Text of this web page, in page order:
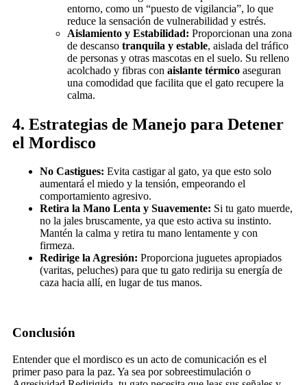
entorno, como un “puesto de vigilancia”, lo que
reduce la sensación de vulnerabilidad y estrés.
Aislamiento y Estabilidad: Proporcionan una zona
de descanso tranquila y estable, aislada del tráfico
de personas y otras mascotas en el suelo. Su relleno
acolchado y fibras con aislante térmico aseguran
una comodidad que facilita que el gato recupere la
calma.
4. Estrategias de Manejo para Detener
el Mordisco
No Castigues: Evita castigar al gato, ya que esto solo
aumentará el miedo y la tensión, empeorando el
comportamiento agresivo.
Retira la Mano Lenta y Suavemente: Si tu gato muerde,
no la jales bruscamente, ya que esto activa su instinto.
Mantén la calma y retira tu mano lentamente y con
firmeza.
Redirige la Agresión: Proporciona juguetes apropiados
(varitas, peluches) para que tu gato redirija su energía de
caza hacia allí, en lugar de tus manos.
Conclusión
Entender que el mordisco es un acto de comunicación es el
primer paso para la paz. Ya sea por sobreestimulación o